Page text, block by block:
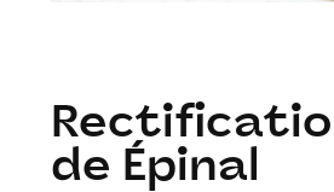
de Épinal